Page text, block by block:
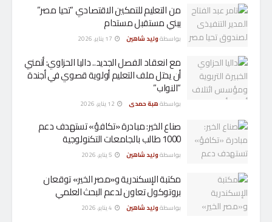
من التعليم للتمكين الاقتصادي “تحيا مصر”
يبني مستقبل مستدام
بواسطةوليد شاهين
مع انعقاد الفصل الجديد.. داليا الحزاوي: أتمني
أن يحتل ملف التعليم أولوية قصوي في أجندة
“النواب”
بواسطةهبة حمدى
صناع الخير: مبادرة «تكافؤ» تستهدف دعم
1000 طالب بالجامعات التكنولوجية
بواسطةوليد شاهين
مكتبة الإسكندرية و«مصر الخير» توقعان
بروتوكول تعاون لدعم البحث العلمي
بواسطةوليد شاهين